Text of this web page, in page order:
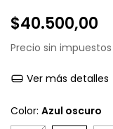
$40.500,00
Precio sin impuestos
Ver más detalles
Color: Azul oscuro